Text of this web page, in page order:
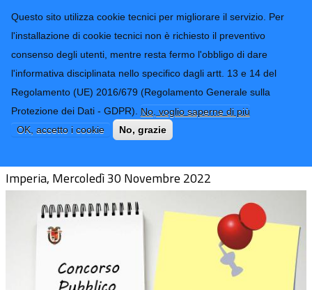
Questo sito utilizza cookie tecnici per migliorare il servizio. Per
l'installazione di cookie tecnici non è richiesto il preventivo
consenso degli utenti, mentre resta fermo l'obbligo di dare
l'informativa disciplinata nello specifico dagli artt. 13 e 14 del
Regolamento (UE) 2016/679 (Regolamento Generale sulla
Protezione dei Dati - GDPR). No, voglio saperne di più
OK, accetto i cookie
No, grazie
Provincia di
Imperia
CONTATTI-URP
TRASPARENZA
Form di ricerca
Esito Concorso Istruttore Direttivo
Tecnico Cat.D
Imperia, Mercoledì 30 Novembre 2022